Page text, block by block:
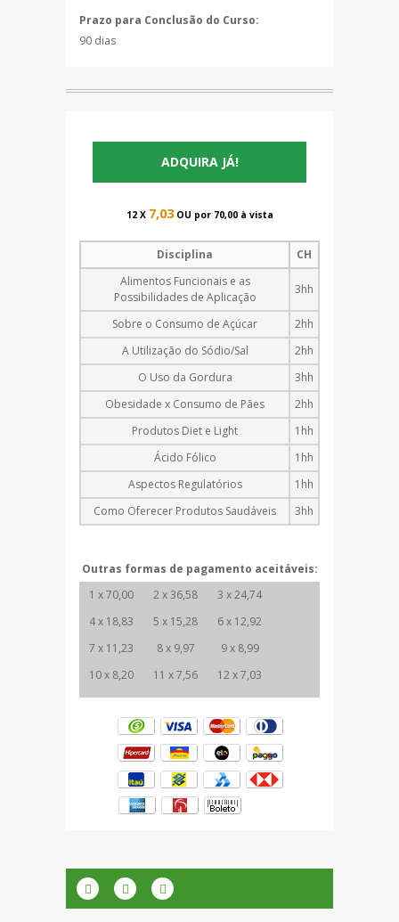
Prazo para Conclusão do Curso:
90 dias
ADQUIRA JÁ!
12 X 7,03 OU por 70,00 à vista
Disciplina
CH
Alimentos Funcionais e as
Possibilidades de Aplicação
3hh
Sobre o Consumo de Açúcar
2hh
A Utilização do Sódio/Sal
2hh
O Uso da Gordura
3hh
Obesidade x Consumo de Pães
2hh
Produtos Diet e Light
1hh
Ácido Fólico
1hh
Aspectos Regulatórios
1hh
Como Oferecer Produtos Saudáveis
3hh
Outras formas de pagamento aceitáveis:
1 x 70,00
2 x 36,58
3 x 24,74
4 x 18,83
5 x 15,28
6 x 12,92
7 x 11,23
8 x 9,97
9 x 8,99
10 x 8,20
11 x 7,56 12 x 7,03